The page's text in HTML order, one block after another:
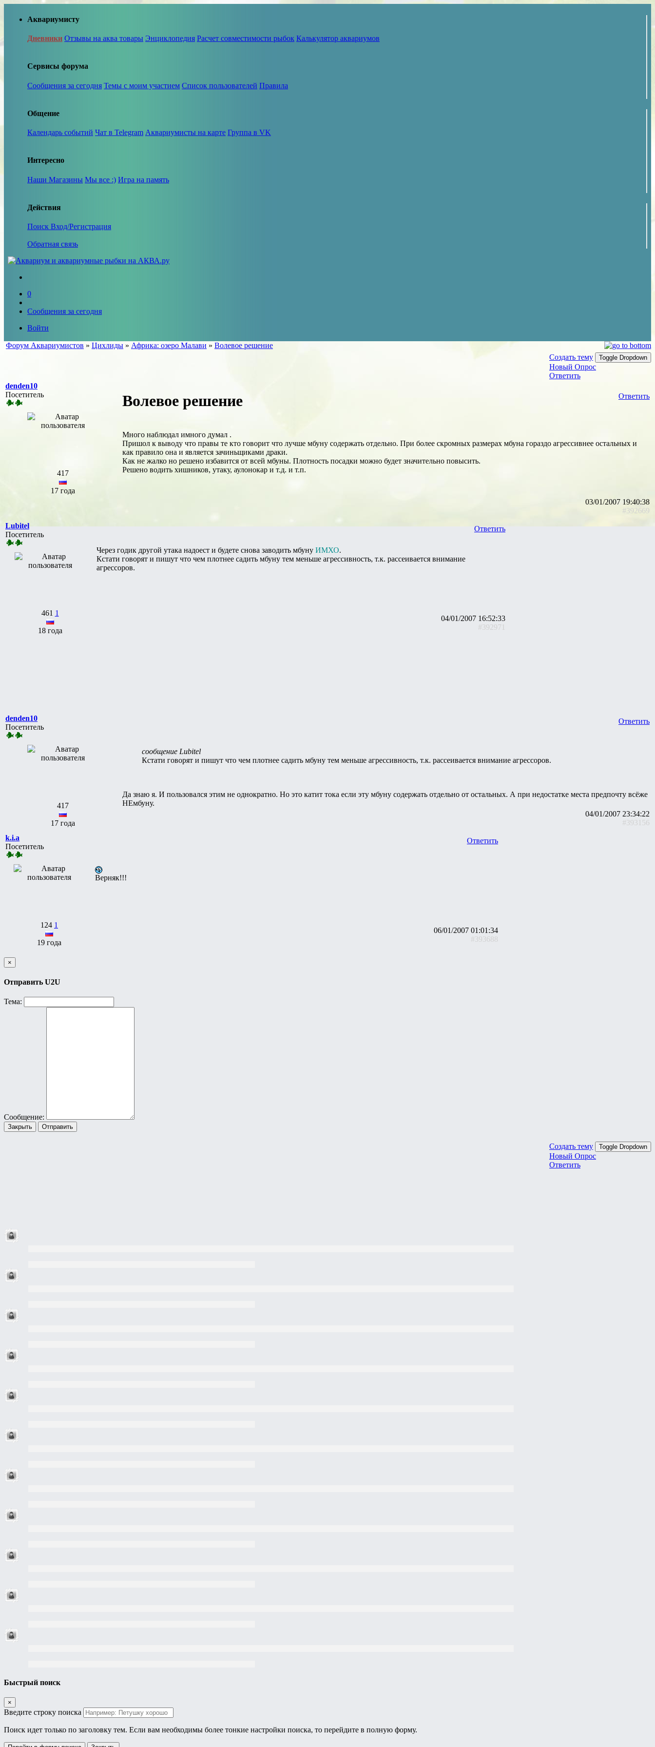
Аквариумисту
Дневники Отзывы на аква товары Энциклопедия Расчет совместимости рыбок Калькулятор аквариумов
Сервисы форума
Сообщения за сегодня Темы с моим участием Список пользователей Правила
Общение
Календарь событий Чат в Telegram Аквариумисты на карте Группа в VK
Интересно
Наши Магазины Мы все :) Игра на память
Действия
Поиск Вход/Регистрация
Обратная связь
0
Сообщения за сегодня
Войти
Форум Аквариумистов » Цихлиды » Африка: озеро Малави » Волевое решение
Создать тему
Toggle Dropdown
Новый Опрос
Ответить
denden10
Посетитель
417
17 года
Ответить
Волевое решение
Много наблюдал имного думал .
Пришол к выводу что правы те кто говорит что лучше мбуну содержать отдельно. При более скромных размерах мбуна гораздо агрессивнее остальных и
как правило она и является зачиньщиками драки.
Как не жалко но решено избавится от всей мбуны. Плотность посадки можно будет значительно повысить.
Решено водить хишников, утаку, аулонокар и т.д. и т.п.
03/01/2007 19:40:38
#392669
Lubitel
Посетитель
461 1
18 года
Ответить
Через годик другой утака надоест и будете снова заводить мбуну ИМХО.
Кстати говорят и пишут что чем плотнее садить мбуну тем меньше агрессивность, т.к. рассеивается внимание
агрессоров.
04/01/2007 16:52:33
#392971
denden10
Посетитель
417
17 года
Ответить
сообщение Lubitel
Кстати говорят и пишут что чем плотнее садить мбуну тем меньше агрессивность, т.к. рассеивается внимание агрессоров.
Да знаю я. И пользовался этим не однократно. Но это катит тока если эту мбуну содержать отдельно от остальных. А при недостатке места предпочту всёже
НЕмбуну.
04/01/2007 23:34:22
#393156
k.i.a
Посетитель
124 1
19 года
Ответить
Верняк!!!
06/01/2007 01:01:34
#393688
×
Отправить U2U
Тема:
Сообщение:
Закрыть Отправить
Создать тему Toggle Dropdown
Новый Опрос
Ответить
Быстрый поиск
×
Введите строку поиска
Поиск идет только по заголовку тем. Если вам необходимы более тонкие настройки поиска, то перейдите в полную форму.